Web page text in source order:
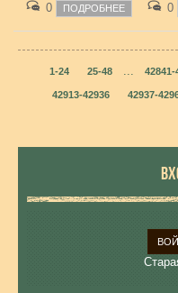
0
ПОДРОБНЕЕ
0
1-24 25-48 ... 42841-
42913-42936 42937-